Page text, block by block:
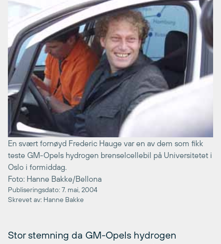
En svært fornøyd Frederic Hauge var en av dem som fikk
teste GM-Opels hydrogen brenselcellebil på Universitetet i
Oslo i formiddag.
Foto: Hanne Bakke/Bellona
Publiseringsdato: 7. mai, 2004
Skrevet av: Hanne Bakke
Stor stemning da GM-Opels hydrogen